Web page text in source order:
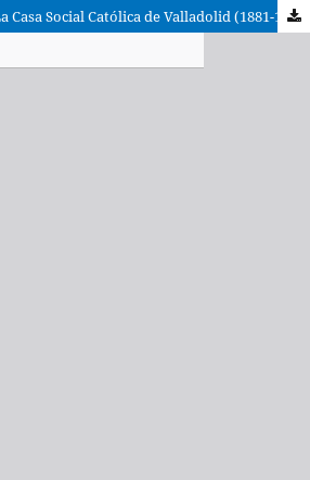
DE LOS REYES, M., La Casa Social Católica de Valladolid (1881-1946). Renovación social y presencia cristiana